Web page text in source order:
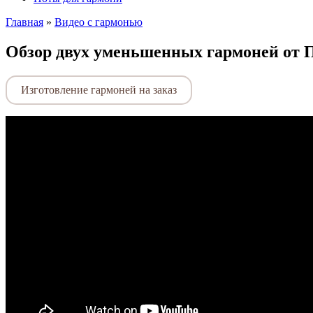
Главная » Видео с гармонью
Обзор двух уменьшенных гармоней от
Изготовление гармоней на заказ